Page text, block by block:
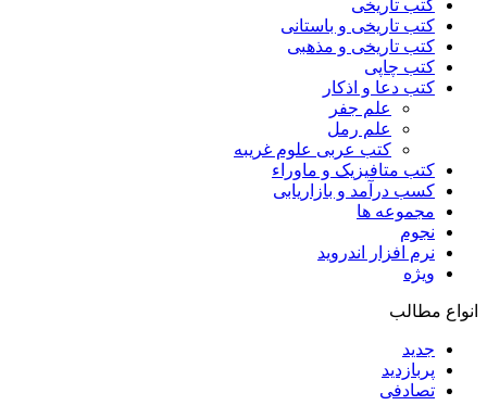
کتب تاریخی
کتب تاریخی و باستانی
کتب تاریخی و مذهبی
کتب چاپی
کتب دعا و اذکار
علم جفر
علم رمل
کتب عربی علوم غریبه
کتب متافیزیک و ماوراء
کسب درآمد و بازاریابی
مجموعه ها
نجوم
نرم افزار اندروید
ویژه
انواع مطالب
جدید
پربازدید
تصادفی